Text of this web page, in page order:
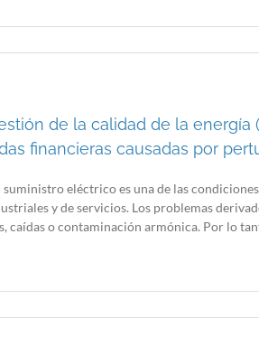
de la calidad de la energía
financieras causadas por
eléctrico es una de las
y de servicios. Los problemas
caídas o contaminación armónica. Por lo